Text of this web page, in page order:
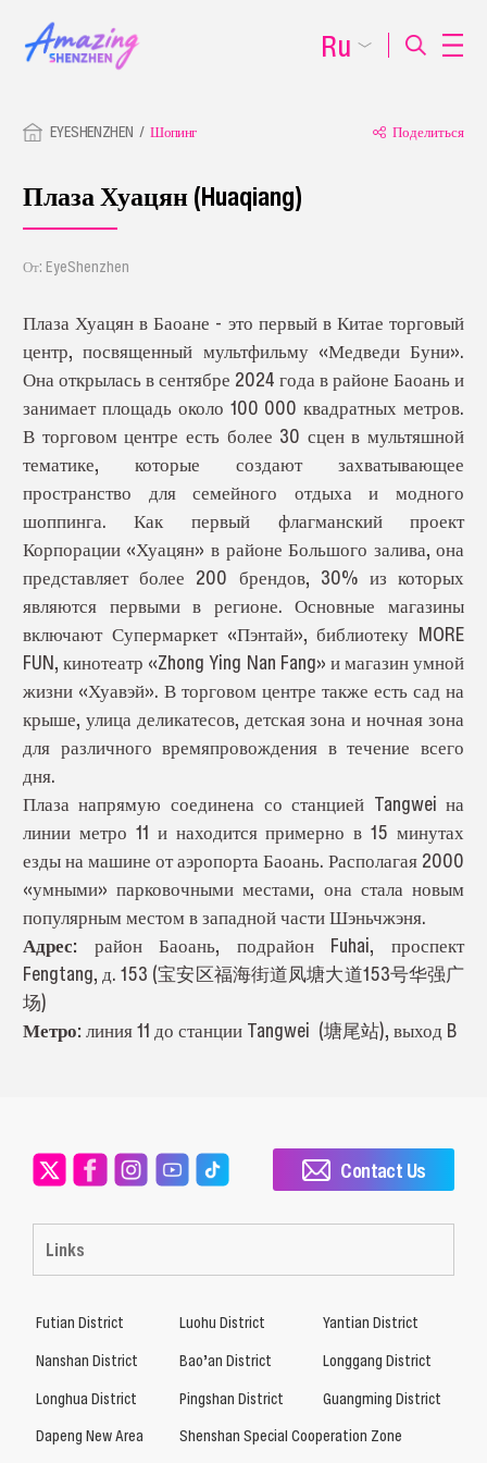
EYESHENZHEN Шопинг Поделиться
Плаза Хуацян (Huaqiang)
От: EyeShenzhen
Плаза Хуацян в Баоане - это первый в Китае торговый
центр, посвященный мультфильму «Медведи Буни».
Она открылась в сентябре 2024 года в районе Баоань и
занимает площадь около 100 000 квадратных метров.
В торговом центре есть более 30 сцен в мультяшной
тематике, которые создают захватывающее
пространство для семейного отдыха и модного
шоппинга. Как первый флагманский проект
Корпорации «Хуацян» в районе Большого залива, она
представляет более 200 брендов, 30% из которых
являются первыми в регионе. Основные магазины
включают Супермаркет «Пэнтай», библиотеку MORE
FUN, кинотеатр «Zhong Ying Nan Fang» и магазин умной
жизни «Хуавэй». В торговом центре также есть сад на
крыше, улица деликатесов, детская зона и ночная зона
для различного времяпровождения в течение всего
дня.
Плаза напрямую соединена со станцией Tangwei на
линии метро 11 и находится примерно в 15 минутах
езды на машине от аэропорта Баоань. Располагая 2000
«умными» парковочными местами, она стала новым
популярным местом в западной части Шэньчжэня.
Адрес: район Баоань, подрайон Fuhai, проспект
Fengtang, д. 153 (宝安区福海街道凤塘大道153号华强广
场)
Метро: линия 11 до станции Tangwei (塘尾站), выход B
Ru
Links
Contact Us
Futian District Luohu District
Yantian District
Nanshan District
Bao’an District
Longgang District
Longhua District
Pingshan District
Guangming District
Dapeng New Area
Shenshan Special Cooperation Zone